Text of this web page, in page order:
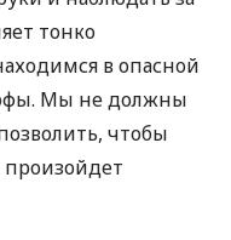
тонко
в опасной
Мы не должны
чтобы